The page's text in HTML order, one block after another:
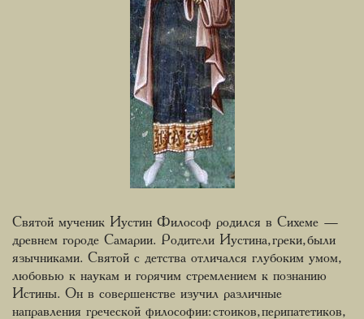
Святой мученик Иустин Философ родился в Сихеме —
древнем городе Самарии. Родители Иустина, греки, были
язычниками. Святой с детства отличался глубоким умом,
любовью к наукам и горячим стремлением к познанию
Истины. Он в совершенстве изучил различные
направления греческой философии: стоиков, перипатетиков,